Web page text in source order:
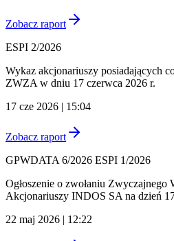
Zobacz raport
ESPI 2/2026
Wykaz akcjonariuszy posiadających
ZWZA w dniu 17 czerwca 2026 r.
17 cze 2026 | 15:04
Zobacz raport
GPWDATA 6/2026 ESPI 1/2026
Ogłoszenie o zwołaniu Zwyczajnego
Akcjonariuszy INDOS SA na dzień
22 maj 2026 | 12:22